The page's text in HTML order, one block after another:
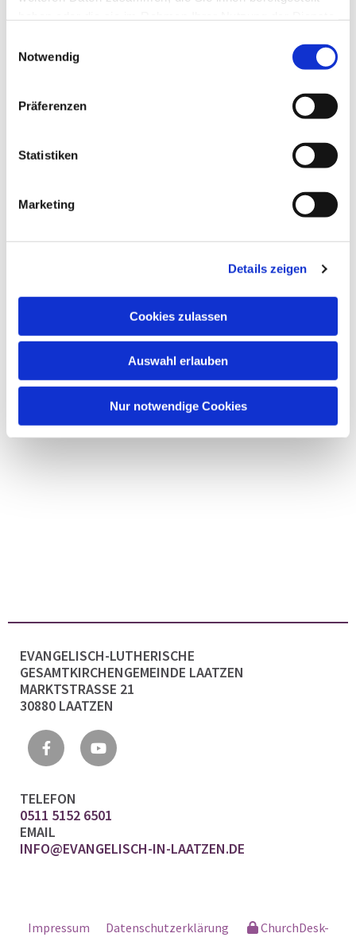
Notwendig
Präferenzen
Statistiken
Marketing
Details zeigen
Cookies zulassen
Auswahl erlauben
Nur notwendige Cookies
EVANGELISCH-LUTHERISCHE
GESAMTKIRCHENGEMEINDE LAATZEN
MARKTSTRASSE 21
30880 LAATZEN
TELEFON
0511 5152 6501
EMAIL
INFO@EVANGELISCH-IN-LAATZEN.DE
Impressum Datenschutzerklärung ChurchDesk-